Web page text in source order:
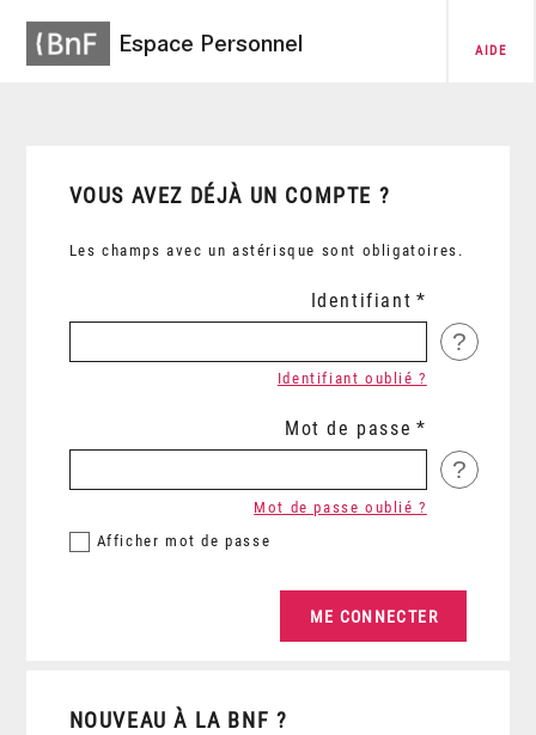
Espace Personnel AIDE
VOUS AVEZ DÉJÀ UN COMPTE ?
Les champs avec un astérisque sont obligatoires.
Identifiant
?
Identifiant oublié ?
Mot de passe
?
Afficher mot de passe
Mot de passe oublié ?
NOUVEAU À LA BNF ?